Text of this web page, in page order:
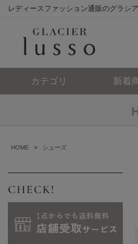
レディースファッション通販のグラシ
カテゴリ 新着
HOME > シューズ